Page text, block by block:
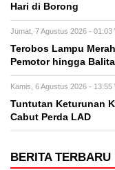
Hari di Borong
Jumat, 7 Agustus 2026 - 01:03
Terobos Lampu
Pemotor hingga
Kamis, 6 Agustus 2026 - 13:55
Tuntutan Keturunan
Cabut Perda LAD
BERITA TERBARU